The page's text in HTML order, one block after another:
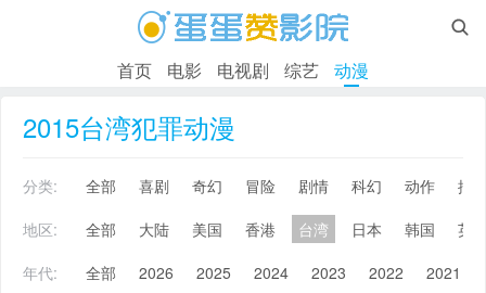

首页 电影 电视剧 综艺 动漫
2015台湾犯罪动漫
分类: 全部 喜剧 奇幻 冒险 剧情 科幻 动作
搞
地区:
全部 大陆 美国 香港 台湾 日本 韩国
英
年代:
全部 2026 2025 2024 2023 2022 2021